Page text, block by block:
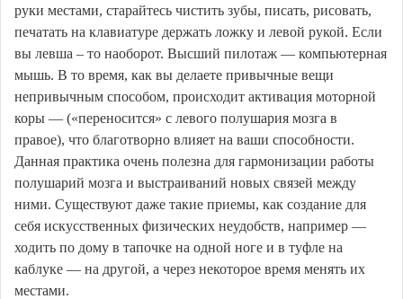
руки местами, старайтесь чистить зубы, писать, рисовать,
печатать на клавиатуре держать ложку и левой рукой. Если
вы левша – то наоборот. Высший пилотаж — компьютерная
мышь. В то время, как вы делаете привычные вещи
непривычным способом, происходит активация моторной
коры — («переносится» с левого полушария мозга в
правое), что благотворно влияет на ваши способности.
Данная практика очень полезна для гармонизации работы
полушарий мозга и выстраиваний новых связей между
ними. Существуют даже такие приемы, как создание для
себя искусственных физических неудобств, например —
ходить по дому в тапочке на одной ноге и в туфле на
каблуке — на другой, а через некоторое время менять их
местами.